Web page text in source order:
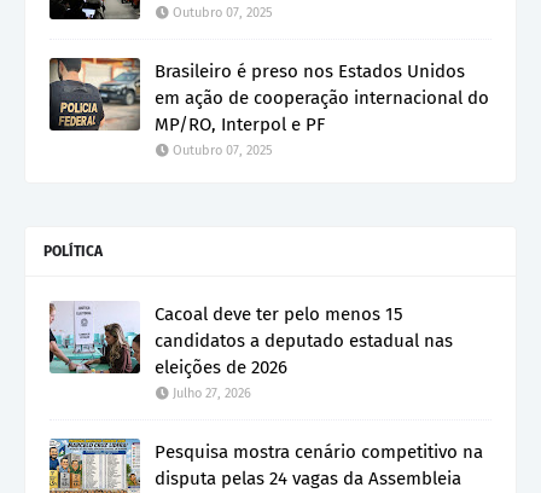
Outubro 07, 2025
Brasileiro é preso nos Estados Unidos
em ação de cooperação internacional do
MP/RO, Interpol e PF
Outubro 07, 2025
POLÍTICA
Cacoal deve ter pelo menos 15
candidatos a deputado estadual nas
eleições de 2026
Julho 27, 2026
Pesquisa mostra cenário competitivo na
disputa pelas 24 vagas da Assembleia